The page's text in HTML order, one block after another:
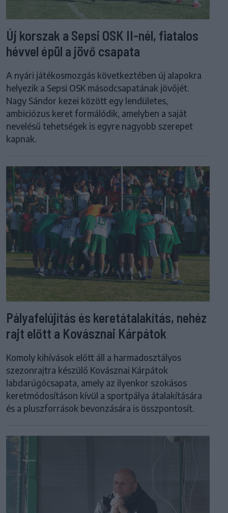
Új korszak a Sepsi OSK II-nél, fiatalos
hévvel épül a jövő csapata
A nyári játékosmozgás következtében új alapokra
helyezik a Sepsi OSK másodcsapatának jövőjét.
Nagy Sándor kezei között egy lendületes,
ambiciózus keret formálódik, amelyben a saját
nevelésű tehetségek is egyre nagyobb szerepet
kapnak.
Pályafelújítás és keretátalakítás, nehéz
rajt előtt a Kovásznai Kárpátok
Komoly kihívások előtt áll a harmadosztályos
szezonrajtra készülő Kovásznai Kárpátok
labdarúgócsapata, amely az ilyenkor szokásos
keretmódosításon kívül a sportpálya átalakítására
és a pluszforrások bevonzására is összpontosít.